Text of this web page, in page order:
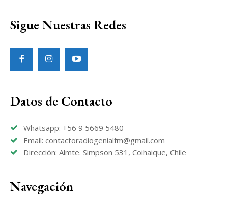
Sigue Nuestras Redes
Datos de Contacto
Whatsapp: +56 9 5669 5480
Email: contactoradiogenialfm@gmail.com
Dirección: Almte. Simpson 531, Coihaique, Chile
Navegación